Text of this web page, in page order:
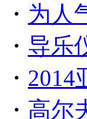
・ 为人
・ 导乐
・ 2014
・ 高尔